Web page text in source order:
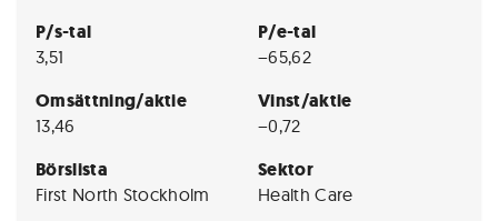
P/s-tal
3,51
P/e-tal
−65,62
Omsättning/aktie
13,46
Vinst/aktie
−0,72
Börslista
First North Stockholm
Sektor
Health Care